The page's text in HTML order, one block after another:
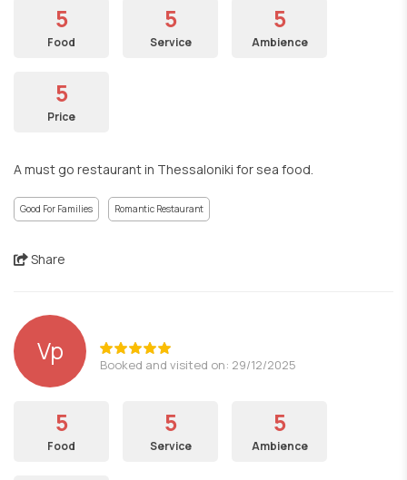
5
Food
5
Service
5
Ambience
5
Price
A must go restaurant in Thessaloniki for sea food.
Good For Families Romantic Restaurant
Share
Vp Booked and visited on: 29/12/2025
5
Food
5
Service
5
Ambience